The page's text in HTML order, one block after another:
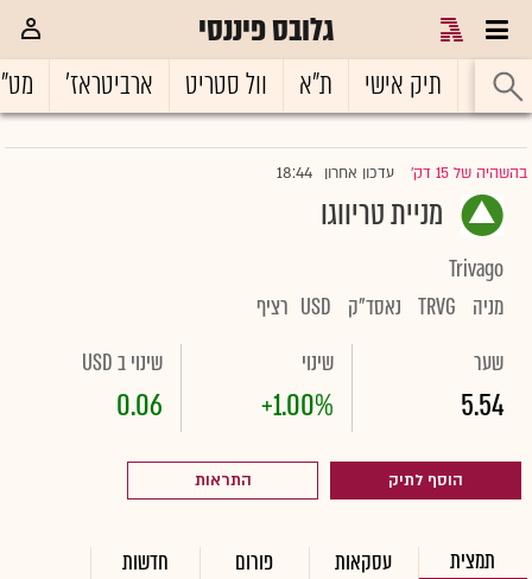
גלובס פיננסי
ראשי תיק אישי ת"א וול סטריט ארביטראז'
בהשהיה של 15 דק' |עדכון אחרון 18:44
מניית טריווגו
Trivago
מניה
TRVG נאסד"ק USD רציף
שער
5.54
שינוי
+1.00%
שינוי ב USD
0.06
הוסף לתיק התראות
תמצית עסקאות פורום חדשות